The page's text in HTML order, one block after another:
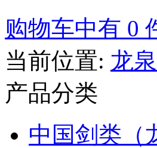
购物车中有 0
当前位置: 龙
产品分类
中国剑类（